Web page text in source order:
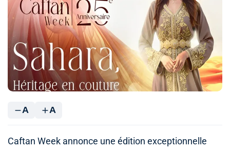
A A
Caftan Week annonce une édition exceptionnelle